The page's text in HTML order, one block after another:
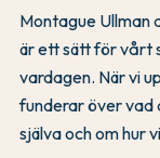
Montague Ullman
är ett sätt för vårt
vardagen. När vi
funderar över vad
själva och om hur